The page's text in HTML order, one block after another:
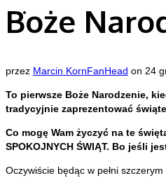
Kontakt
Boże
przez Marcin KornFanHead on 24
To pierwsze Boże Narodzenie,
tradycyjnie zaprezentować
Co mogę Wam życzyć na te
SPOKOJNYCH ŚWIĄT. Bo jeśli
Oczywiście będąc w pełni